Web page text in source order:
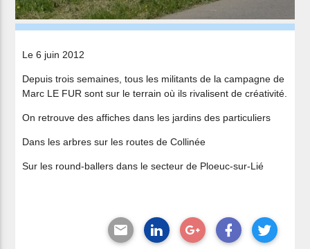
Le 6 juin 2012
Depuis trois semaines, tous les militants de la campagne de
Marc LE FUR sont sur le terrain où ils rivalisent de créativité.
On retrouve des affiches dans les jardins des particuliers
Dans les arbres sur les routes de Collinée
Sur les round-ballers dans le secteur de Ploeuc-sur-Lié